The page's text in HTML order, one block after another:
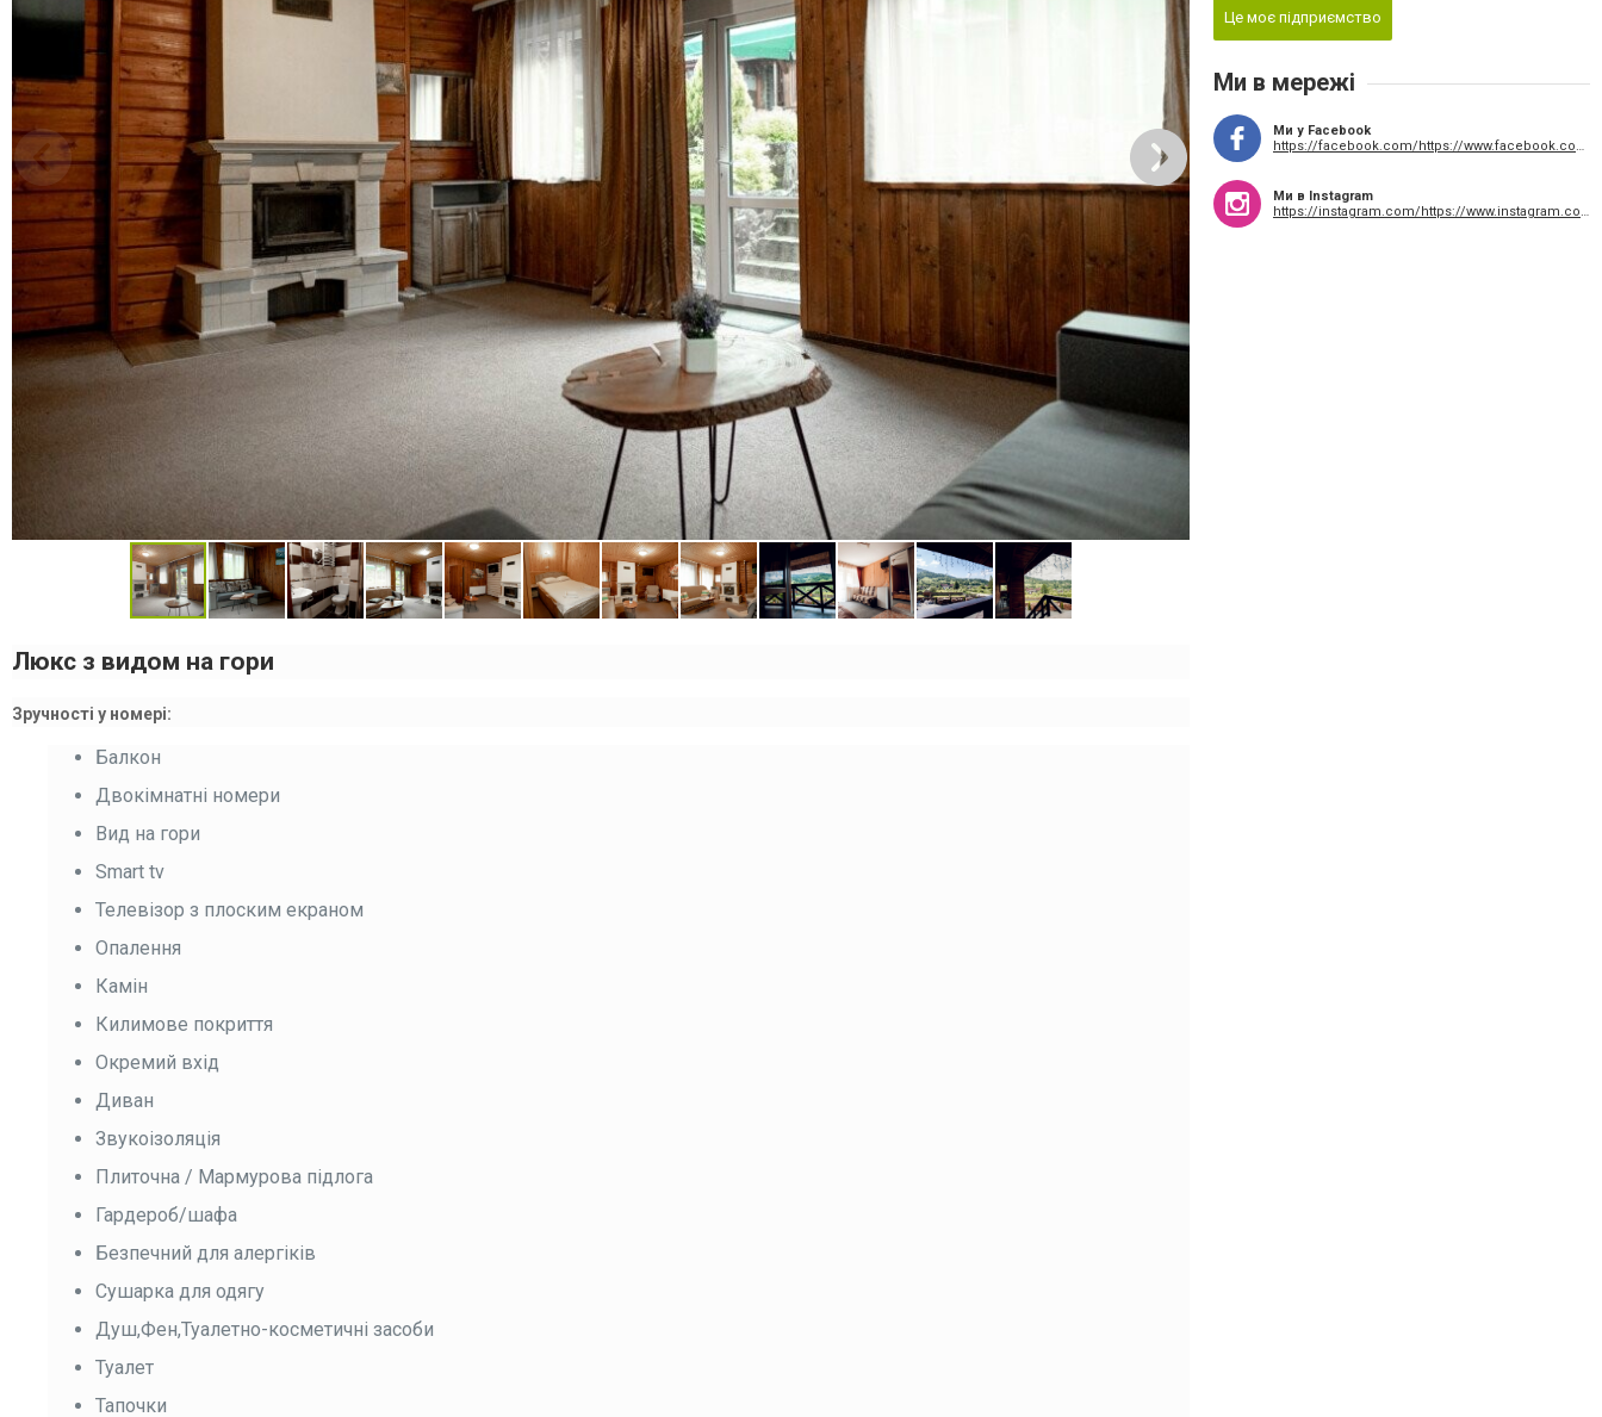
Люкс з видом на гори
Зручності у номері:
Балкон
Двокімнатні номери
Вид на гори
Smart tv
Телевізор з плоским екраном
Опалення
Камін
Килимове покриття
Окремий вхід
Диван
Звукоізоляція
Плиточна / Мармурова підлога
Гардероб/шафа
Безпечний для алергіків
Сушарка для одягу
Душ,Фен,Туалетно-косметичні засоби
Туалет
Тапочки
Це моє підприємство
Ми в мережі
Ми у Facebook
https://facebook.com/https://www.facebook.com/shalefilvarok/
Ми в Instagram
https://instagram.com/https://www.instagram.com/chalet_filvarok_slavske/